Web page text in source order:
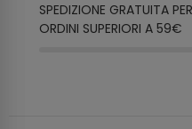
SPEDIZIONE GRATUITA PER
ORDINI SUPERIORI A 59€